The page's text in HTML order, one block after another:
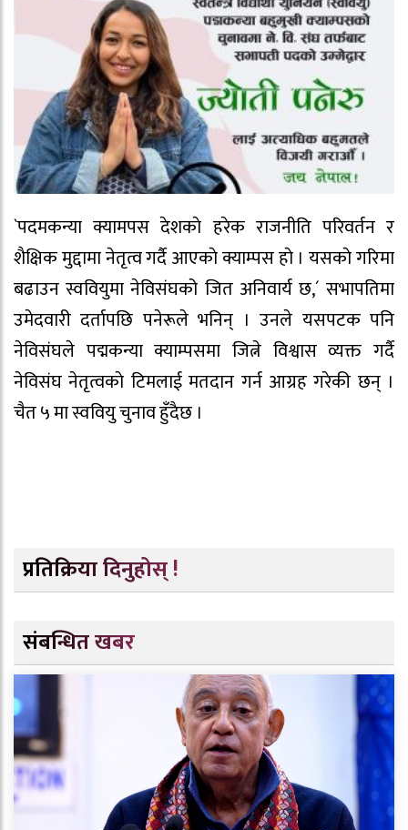
`पदमकन्या क्यामपस देशकाे हरेक राजनीति परिवर्तन र
शैक्षिक मुद्दामा नेतृत्व गर्दै आएकाे क्याम्पस हाे । यसकाे गरिमा
बढाउन स्ववियुमा नेविसंघको जित अनिवार्य छ,´ सभापतिमा
उमेदवारी दर्तापछि पनेरूले भनिन् । उनले यसपटक पनि
नेविसंघले पद्मकन्या क्याम्पसमा जित्ने विश्वास व्यक्त गर्दै
नेविसंघ नेतृत्वकाे टिमलाई मतदान गर्न आग्रह गरेकी छन् ।
चैत ५ मा स्ववियु चुनाव हुँदैछ ।
प्रतिक्रिया दिनुहोस् !
संबन्धित खबर